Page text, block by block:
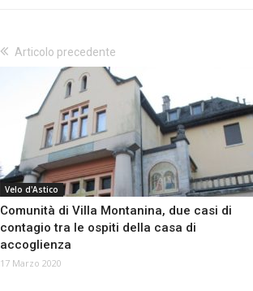
Articolo precedente
Velo d'Astico
Comunità di Villa Montanina, due casi di
contagio tra le ospiti della casa di
accoglienza
17 Marzo 2020